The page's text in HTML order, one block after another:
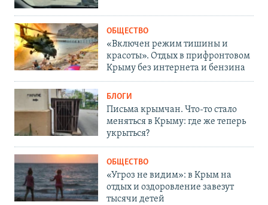
ОБЩЕСТВО
«Включен режим тишины и
красоты». Отдых в прифронтовом
Крыму без интернета и бензина
БЛОГИ
Письма крымчан. Что-то стало
меняться в Крыму: где же теперь
укрыться?
ОБЩЕСТВО
«Угроз не видим»: в Крым на
отдых и оздоровление завезут
тысячи детей